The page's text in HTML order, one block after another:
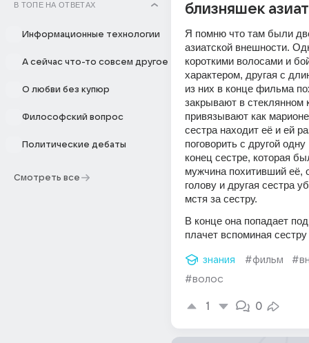
В ТОПЕ НА ОТВЕТАХ
Информационные технологии
А сейчас что-то совсем другое
О любви без купюр
Философский вопрос
Политические дебаты
Смотреть все
близняшек
Я помню что там были
азиатской внешности.
короткими волосами и
характером, другая с
из них в конце фильма
закрывают в стеклянном
привязывают как
сестра находит её и ей
поговорить с другой
конец сестре, которая
мужчина похитивший её,
голову и другая сестра
мстя за сестру.
В конце она попадает
плачет вспоминая сестру
знания #фильм
#волос
1 0